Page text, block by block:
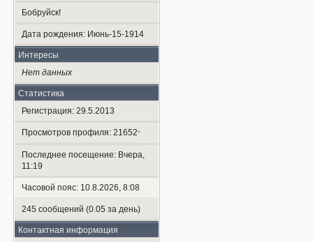
Бобруйск!
Дата рождения: Июнь-15-1914
Интересы
Нет данных
Статистика
Регистрация: 29.5.2013
Просмотров профиля: 21652*
Последнее посещение: Вчера,
11:19
Часовой пояс: 10.8.2026, 8:08
245 сообщений (0.05 за день)
Контактная информация